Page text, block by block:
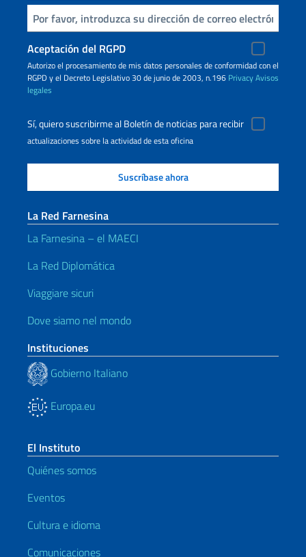
Inserta tu correo electronico
Aceptación del RGPD
Autorizo ​​el procesamiento de mis datos personales de conformidad con el
RGPD y el Decreto Legislativo 30 de junio de 2003, n.196 PrivacyAvisos
legales
Sí, quiero suscribirme al Boletín de noticias para recibir
actualizaciones sobre la actividad de esta oficina
La Red Farnesina
La Farnesina – el MAECI
La Red Diplomática
Viaggiare sicuri
Dove siamo nel mondo
Instituciones
Gobierno Italiano
Europa.eu
El Instituto
Quiénes somos
Eventos
Cultura e idioma
Comunicaciones